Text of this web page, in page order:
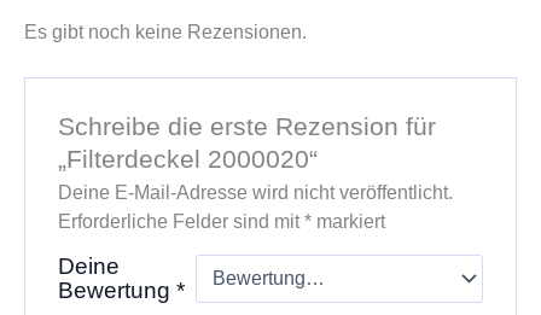
Es gibt noch keine Rezensionen.
Schreibe die erste Rezension für
„Filterdeckel 2000020“
Deine E-Mail-Adresse wird nicht veröffentlicht.
Erforderliche Felder sind mit*markiert
Deine
Bewertung *